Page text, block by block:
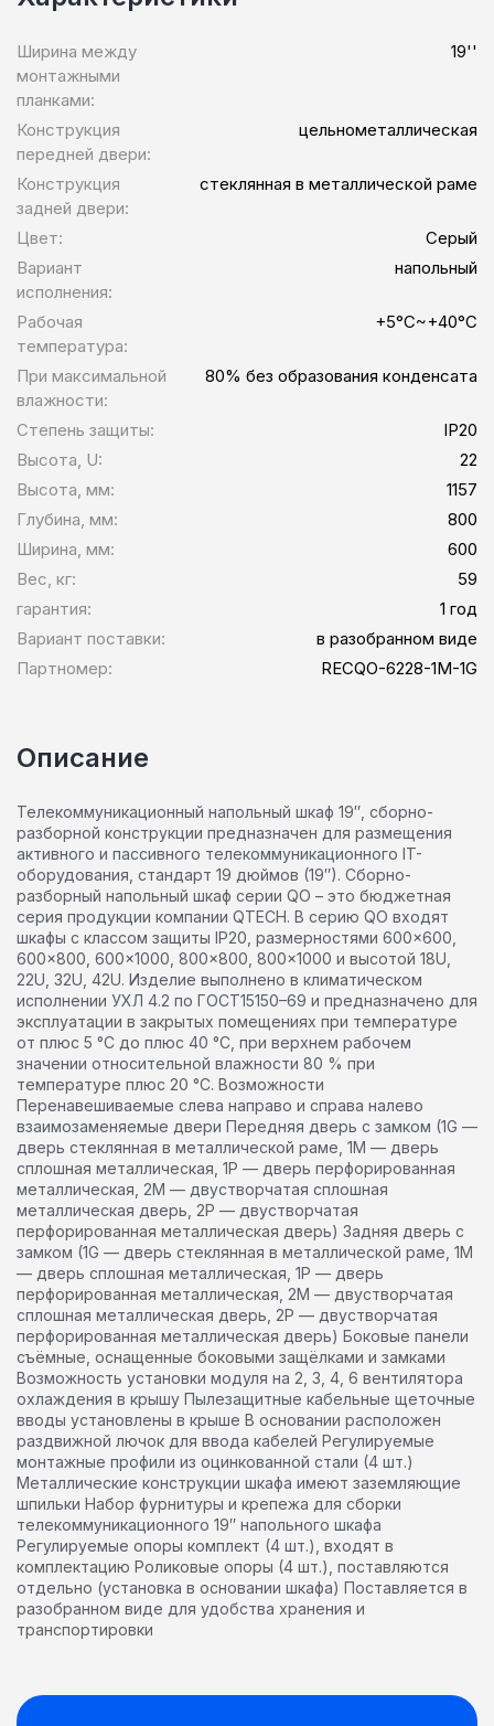
Ширина между
монтажными
планками:
19''
Конструкция
передней двери:
цельнометаллическая
Конструкция
задней двери:
стеклянная в металлической раме
Цвет:
Серый
Вариант
исполнения:
напольный
Рабочая
температура:
+5°C~+40°C
При максимальной
влажности:
80% без образования конденсата
Степень защиты:
IP20
Высота, U:
22
Высота, мм:
1157
Глубина, мм:
800
Ширина, мм:
600
Вес, кг:
59
гарантия:
1 год
Вариант поставки:
в разобранном виде
Партномер:
RECQO-6228-1M-1G
Описание
Телекоммуникационный напольный шкаф 19″, сборно-
разборной конструкции предназначен для размещения
активного и пассивного телекоммуникационного IT-
оборудования, стандарт 19 дюймов (19″). Сборно-
разборный напольный шкаф серии QO – это бюджетная
серия продукции компании QTECH. В серию QO входят
шкафы с классом защиты IP20, размерностями 600×600,
600×800, 600×1000, 800×800, 800×1000 и высотой 18U,
22U, 32U, 42U. Изделие выполнено в климатическом
исполнении УХЛ 4.2 по ГОСТ15150–69 и предназначено для
эксплуатации в закрытых помещениях при температуре
от плюс 5 °С до плюс 40 °С, при верхнем рабочем
значении относительной влажности 80 % при
температуре плюс 20 °С. Возможности
Перенавешиваемые слева направо и справа налево
взаимозаменяемые двери Передняя дверь с замком (1G —
дверь стеклянная в металлической раме, 1M — дверь
сплошная металлическая, 1P — дверь перфорированная
металлическая, 2М — двустворчатая сплошная
металлическая дверь, 2Р — двустворчатая
перфорированная металлическая дверь) Задняя дверь с
замком (1G — дверь стеклянная в металлической раме, 1M
— дверь сплошная металлическая, 1P — дверь
перфорированная металлическая, 2М — двустворчатая
сплошная металлическая дверь, 2Р — двустворчатая
перфорированная металлическая дверь) Боковые панели
съёмные, оснащенные боковыми защёлками и замками
Возможность установки модуля на 2, 3, 4, 6 вентилятора
охлаждения в крышу Пылезащитные кабельные щеточные
вводы установлены в крыше В основании расположен
раздвижной лючок для ввода кабелей Регулируемые
монтажные профили из оцинкованной стали (4 шт.)
Металлические конструкции шкафа имеют заземляющие
шпильки Набор фурнитуры и крепежа для сборки
телекоммуникационного 19″ напольного шкафа
Регулируемые опоры комплект (4 шт.), входят в
комплектацию Роликовые опоры (4 шт.), поставляются
отдельно (установка в основании шкафа) Поставляется в
разобранном виде для удобства хранения и
транспортировки